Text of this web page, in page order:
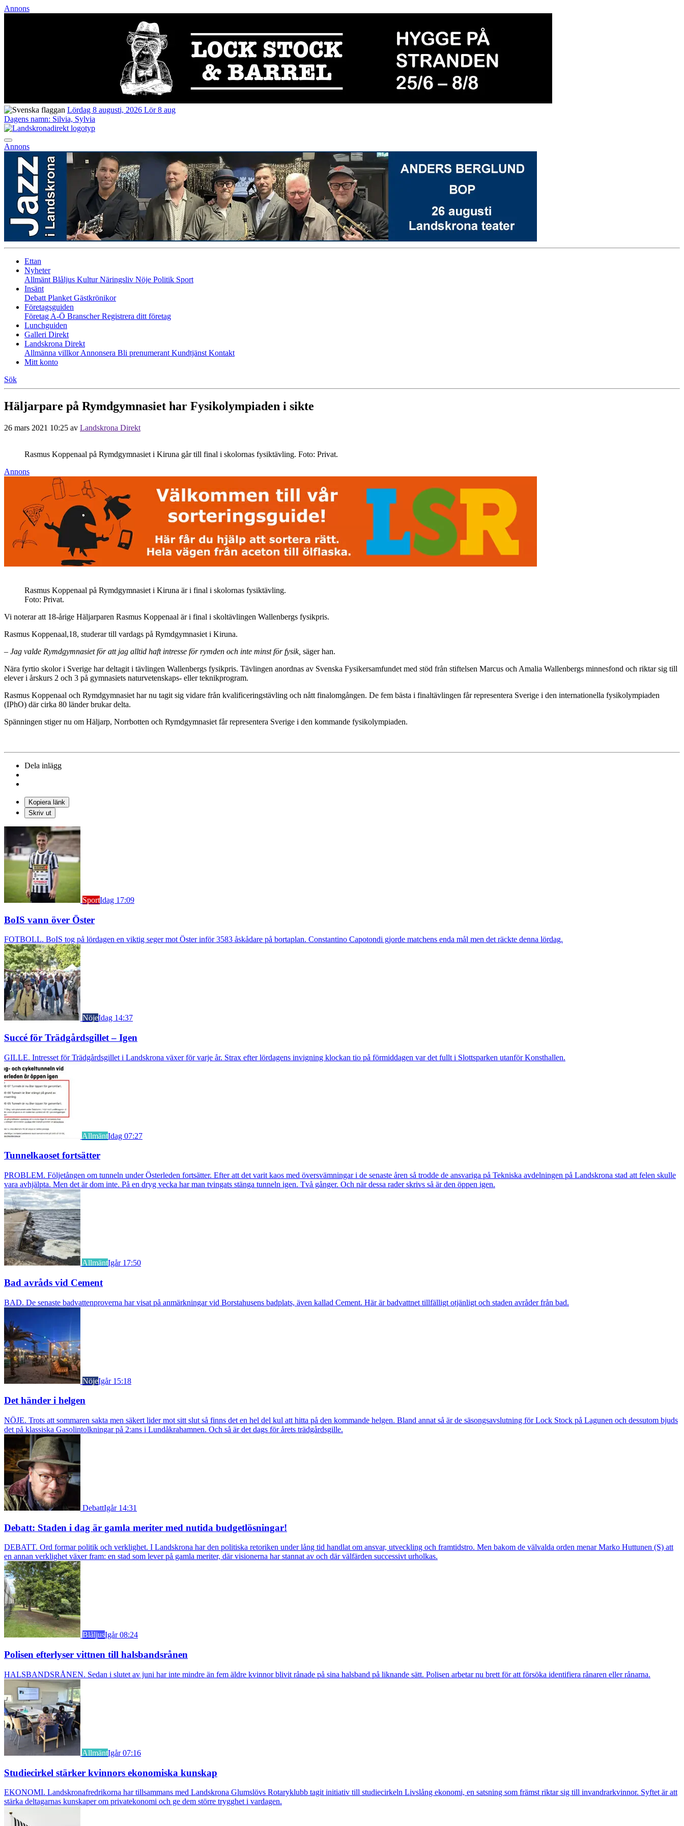
Annons
Lördag 8 augusti, 2026 Lör 8 aug
Dagens namn: Silvia, Sylvia
Annons
Ettan
Nyheter
Allmänt Blåljus KulturNäringsliv Nöje Politik Sport
Insänt
Debatt Planket Gästkrönikor
Företagsguiden
Företag A-Ö BranscherRegistrera ditt företag
Lunchguiden
Galleri Direkt
Landskrona Direkt
Allmänna villkorAnnonsera Bli prenumerant Kundtjänst Kontakt
Mitt konto
Sök
Häljarpare på Rymdgymnasiet har Fysikolympiaden i sikte
26 mars 2021 10:25 av Landskrona Direkt
Rasmus Koppenaal på Rymdgymnasiet i Kiruna går till final i skolornas fysiktävling. Foto: Privat.
Annons
Rasmus Koppenaal på Rymdgymnasiet i Kiruna är i final i skolornas fysiktävling.
Foto: Privat.
Vi noterar att 18-årige Häljarparen Rasmus Koppenaal är i final i skoltävlingen Wallenbergs fysikpris.
Rasmus Koppenaal,18, studerar till vardags på Rymdgymnasiet i Kiruna.
– Jag valde Rymdgymnasiet för att jag alltid haft intresse för rymden och inte minst för fysik, säger han.
Nära fyrtio skolor i Sverige har deltagit i tävlingen Wallenbergs fysikpris. Tävlingen anordnas av Svenska Fysikersamfundet med stöd från stiftelsen Marcus och Amalia Wallenbergs minnesfond och riktar sig till
elever i årskurs 2 och 3 på gymnasiets naturvetenskaps- eller teknikprogram.
Rasmus Koppenaal och Rymdgymnasiet har nu tagit sig vidare från kvalificeringstävling och nått finalomgången. De fem bästa i finaltävlingen får representera Sverige i den internationella fysikolympiaden
(IPhO) där cirka 80 länder brukar delta.
Spänningen stiger nu om Häljarp, Norrbotten och Rymdgymnasiet får representera Sverige i den kommande fysikolympiaden.
Dela inlägg
Kopiera länk
Skriv ut
SportIdag 17:09
BoIS vann över Öster
FOTBOLL. BoIS tog på lördagen en viktig seger mot Öster inför 3583 åskådare på bortaplan. Constantino Capotondi gjorde matchens enda mål men det räckte denna lördag.
NöjeIdag 14:37
Succé för Trädgårdsgillet – Igen
GILLE. Intresset för Trädgårdsgillet i Landskrona växer för varje år. Strax efter lördagens invigning klockan tio på förmiddagen var det fullt i Slottsparken utanför Konsthallen.
AllmäntIdag 07:27
Tunnelkaoset fortsätter
PROBLEM. Följetången om tunneln under Österleden fortsätter. Efter att det varit kaos med översvämningar i de senaste åren så trodde de ansvariga på Tekniska avdelningen på Landskrona stad att felen skulle
vara avhjälpta. Men det är dom inte. På en dryg vecka har man tvingats stänga tunneln igen. Två gånger. Och när dessa rader skrivs så är den öppen igen.
AllmäntIgår 17:50
Bad avråds vid Cement
BAD. De senaste badvattenproverna har visat på anmärkningar vid Borstahusens badplats, även kallad Cement. Här är badvattnet tillfälligt otjänligt och staden avråder från bad.
NöjeIgår 15:18
Det händer i helgen
NÖJE. Trots att sommaren sakta men säkert lider mot sitt slut så finns det en hel del kul att hitta på den kommande helgen. Bland annat så är de säsongsavslutning för Lock Stock på Lagunen och dessutom bjuds
det på klassiska Gasolintolkningar på 2:ans i Lundåkrahamnen. Och så är det dags för årets trädgårdsgille.
DebattIgår 14:31
Debatt: Staden i dag är gamla meriter med nutida budgetlösningar!
DEBATT. Ord formar politik och verklighet. I Landskrona har den politiska retoriken under lång tid handlat om ansvar, utveckling och framtidstro. Men bakom de välvalda orden menar Marko Huttunen (S) att
en annan verklighet växer fram: en stad som lever på gamla meriter, där visionerna har stannat av och där välfärden successivt urholkas.
BlåljusIgår 08:24
Polisen efterlyser vittnen till halsbandsrånen
HALSBANDSRÅNEN. Sedan i slutet av juni har inte mindre än fem äldre kvinnor blivit rånade på sina halsband på liknande sätt. Polisen arbetar nu brett för att försöka identifiera rånaren eller rånarna.
AllmäntIgår 07:16
Studiecirkel stärker kvinnors ekonomiska kunskap
EKONOMI. Landskronafredrikorna har tillsammans med Landskrona Glumslövs Rotaryklubb tagit initiativ till studiecirkeln Livslång ekonomi, en satsning som främst riktar sig till invandrarkvinnor. Syftet är att
stärka deltagarnas kunskaper om privatekonomi och ge dem större trygghet i vardagen.